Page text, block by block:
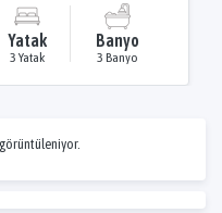
Yatak
3 Yatak
Banyo
3 Banyo